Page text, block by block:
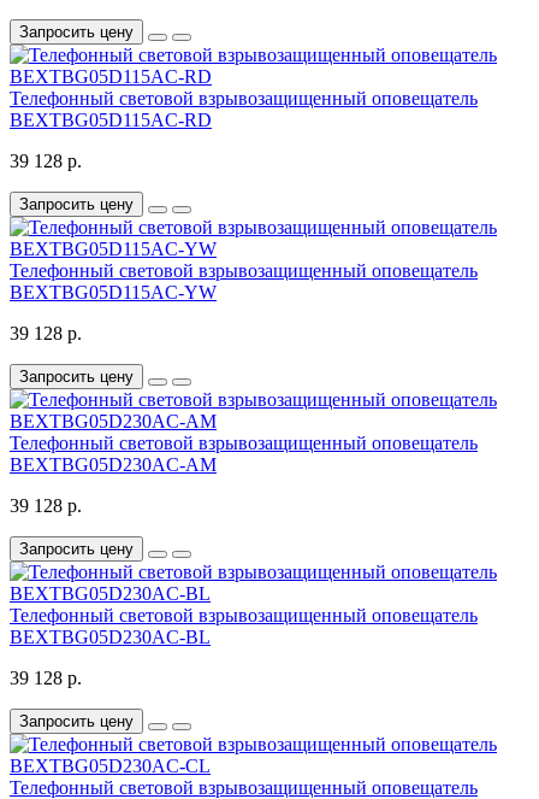
Запросить цену
Телефонный световой взрывозащищенный оповещатель
BEXTBG05D115AC-RD
39 128 р.
Запросить цену
Телефонный световой взрывозащищенный оповещатель
BEXTBG05D115AC-YW
39 128 р.
Запросить цену
Телефонный световой взрывозащищенный оповещатель
BEXTBG05D230AC-AM
39 128 р.
Запросить цену
Телефонный световой взрывозащищенный оповещатель
BEXTBG05D230AC-BL
39 128 р.
Запросить цену
Телефонный световой взрывозащищенный оповещатель